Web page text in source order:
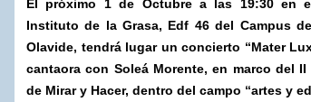
El próximo 1 de Octubre a las 19:30 en
Instituto de la Grasa, Edf 46 del Campus
Olavide, tendrá lugar un concierto “Mater
cantaora con Soleá Morente, en marco del
de Mirar y Hacer, dentro del campo “artes y